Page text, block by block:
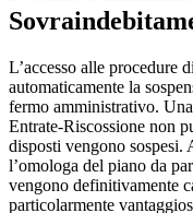
L’accesso alle procedure
automaticamente la
fermo amministrativo.
Entrate-Riscossione non
disposti vengono sospesi.
l’omologa del piano da
vengono definitivamente
particolarmente